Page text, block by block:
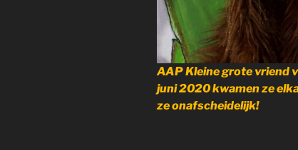
AAP Kleine grote vriend
juni 2020 kwamen ze
ze onafscheidelijk!